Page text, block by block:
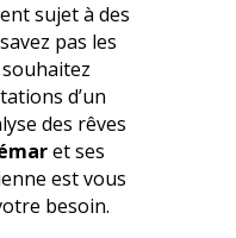
sujet à des
pas les
d’un
des rêves
et ses
est vous
besoin.